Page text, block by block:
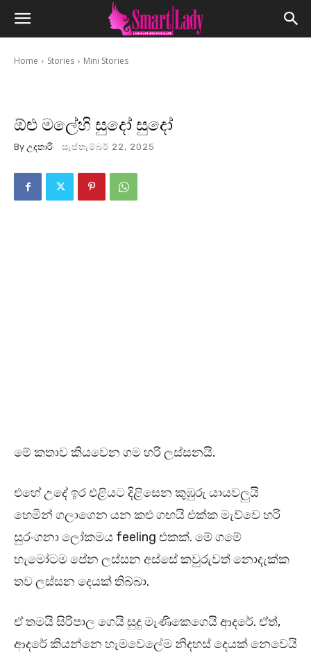
Home Stories Mini Stories
ඕළු මලේහි සුදෝ සුදෝ
By උදතාරි සැප්තැම්බර් 22, 2025
මේ කතාව කියවෙන ගම හරි ලස්සනයි.
එහේ උදේ ඉර එළියට දිළිසෙන කුඹුරු යායවලුයි
හෙමින් ගලාගෙන යන කළු ගඟයි එක්ක මැව්වෙ හරි
සුරංගනා ලෝකමය feeling එකක්. මේ ගමේ
හැමෝටම පේන ලස්සන අස්සේ කවුරුවත් නොදැක්ක
තව ලස්සන දෙයක් තිබ්බා.
ඒ තමයි සිරිපාල ගෙයි සුදු මැණිකෙගෙයි ආදරේ. ඒත්,
ආදරේ කියන්නෙ හැමවෙලේම නිදහස් දෙයක් නෙවෙයි